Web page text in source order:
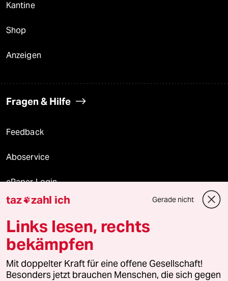
Kantine
Shop
Anzeigen
Fragen & Hilfe
Feedback
Aboservice
ePaper Login
Downloads für Abonnierende
© 2026 taz Verlags und Vertriebs GmbH
Alle Rechte vorbehalten. Bei rechtlichen Fragen oder für Genehmigungen
wenden Sie sich bitte an lizenzen@taz.de
taz zahl ich Gerade nicht
Links lesen, rechts
bekämpfen
Mit doppelter Kraft für eine offene Gesellschaft!
Besonders jetzt brauchen Menschen, die sich gegen